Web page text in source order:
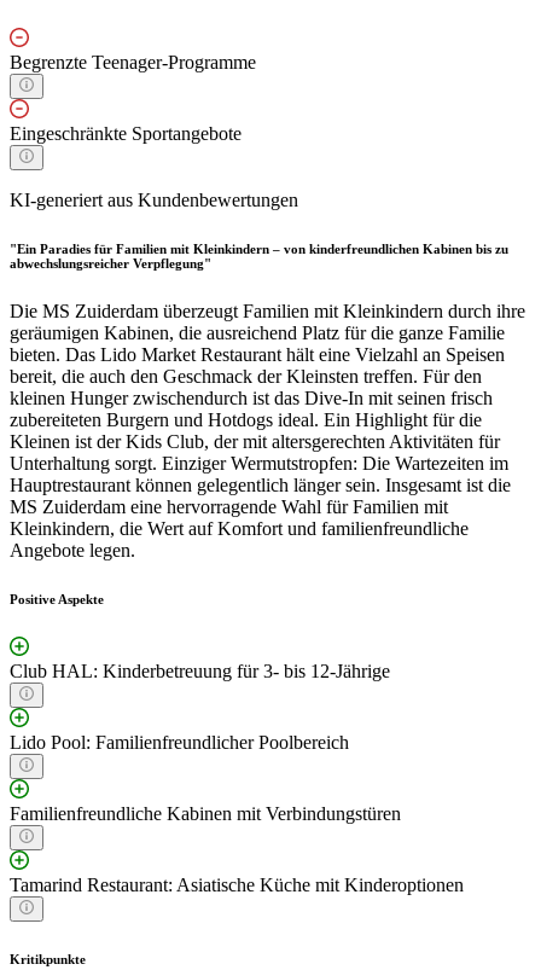
Begrenzte Teenager-Programme
Eingeschränkte Sportangebote
KI-generiert aus Kundenbewertungen
"Ein Paradies für Familien mit Kleinkindern – von kinderfreundlichen Kabinen bis zu
abwechslungsreicher Verpflegung"
Die MS Zuiderdam überzeugt Familien mit Kleinkindern durch ihre
geräumigen Kabinen, die ausreichend Platz für die ganze Familie
bieten. Das Lido Market Restaurant hält eine Vielzahl an Speisen
bereit, die auch den Geschmack der Kleinsten treffen. Für den
kleinen Hunger zwischendurch ist das Dive-In mit seinen frisch
zubereiteten Burgern und Hotdogs ideal. Ein Highlight für die
Kleinen ist der Kids Club, der mit altersgerechten Aktivitäten für
Unterhaltung sorgt. Einziger Wermutstropfen: Die Wartezeiten im
Hauptrestaurant können gelegentlich länger sein. Insgesamt ist die
MS Zuiderdam eine hervorragende Wahl für Familien mit
Kleinkindern, die Wert auf Komfort und familienfreundliche
Angebote legen.
Positive Aspekte
Club HAL: Kinderbetreuung für 3- bis 12-Jährige
Lido Pool: Familienfreundlicher Poolbereich
Familienfreundliche Kabinen mit Verbindungstüren
Tamarind Restaurant: Asiatische Küche mit Kinderoptionen
Kritikpunkte